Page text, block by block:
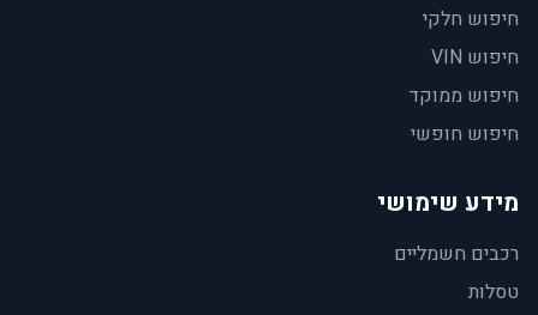
חיפוש חלקי
חיפוש VIN
חיפוש ממוקד
חיפוש חופשי
מידע שימושי
רכבים חשמליים
טסלות